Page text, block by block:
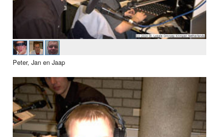
Peter, Jan en Jaap